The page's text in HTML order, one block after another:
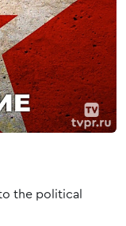
the political